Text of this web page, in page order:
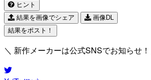
ヒント
結果を画像でシェア
画像DL
結果をポスト！
＼ 新作メーカーは公式SNSでお知らせ！